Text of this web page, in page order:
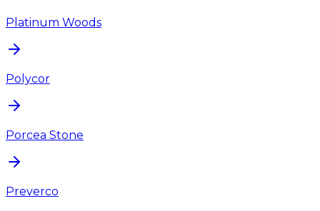
Platinum Woods
Polycor
Porcea Stone
Preverco